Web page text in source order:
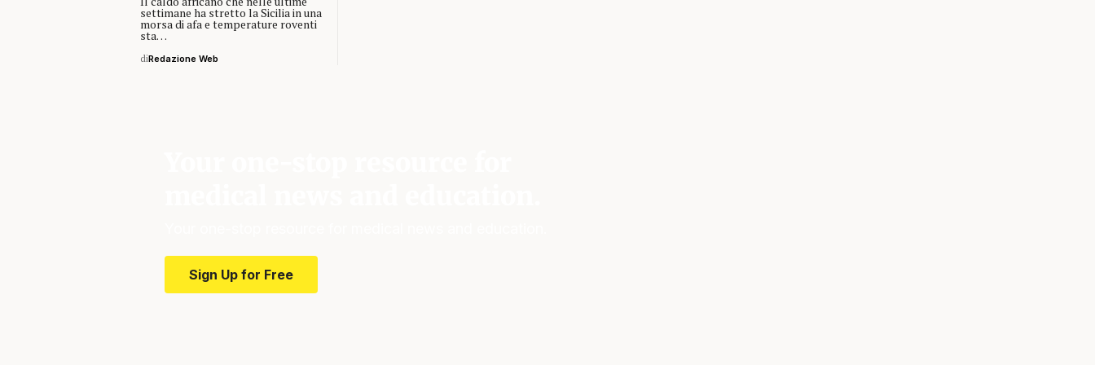
settimane ha stretto la Sicilia in una
morsa di afa e temperature roventi
sta…
diRedazione Web
Sign Up for Free